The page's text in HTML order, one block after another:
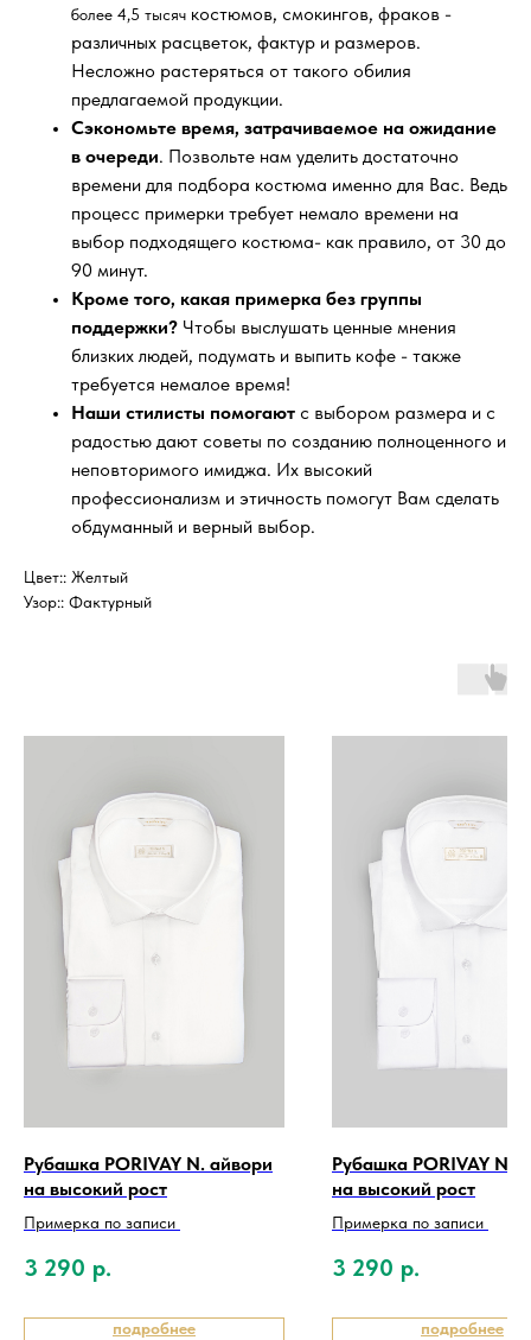
более 4,5 тысяч костюмов, смокингов, фраков -
различных расцветок, фактур и размеров.
Несложно растеряться от такого обилия
предлагаемой продукции.
Сэкономьте время, затрачиваемое на ожидание
в очереди. Позвольте нам уделить достаточно
времени для подбора костюма именно для Вас. Ведь
процесс примерки требует немало времени на
выбор подходящего костюма- как правило, от 30 до
90 минут.
Кроме того, какая примерка без группы
поддержки? Чтобы выслушать ценные мнения
близких людей, подумать и выпить кофе - также
требуется немалое время!
Наши стилисты помогают с выбором размера и с
радостью дают советы по созданию полноценного и
неповторимого имиджа. Их высокий
профессионализм и этичность помогут Вам сделать
обдуманный и верный выбор.
Цвет:: Желтый
Узор:: Фактурный
Рубашка PORIVAY N. айвори
на высокий рост
Примерка по записи
3 290 р.
подробнее
Рубашка PORIVAY N.
на высокий рост
Примерка по записи
3 290 р.
подробнее